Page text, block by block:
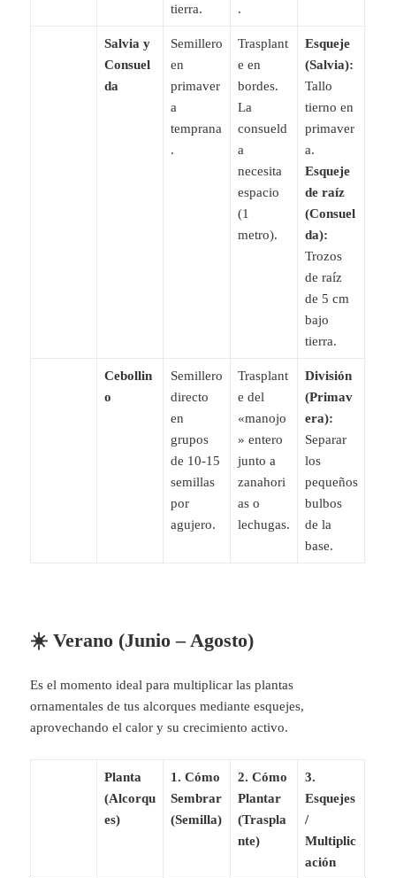
tierra.
.
Salvia y
Consuel
da
Semillero
en
primaver
a
temprana
.
Trasplant
e en
bordes.
La
consueld
a
necesita
espacio
(1
metro).
Esqueje
(Salvia):
Tallo
tierno en
primaver
a.
Esqueje
de raíz
(Consuel
da):
Trozos
de raíz
de 5 cm
bajo
tierra.
Cebollin
o
Semillero
directo
en
grupos
de 10-15
semillas
por
agujero.
Trasplant
e del
«manojo
» entero
junto a
zanahori
as o
lechugas.
División
(Primav
era):
Separar
los
pequeños
bulbos
de la
base.
☀️ Verano (Junio – Agosto)
Es el momento ideal para multiplicar las plantas
ornamentales de tus alcorques mediante esquejes,
aprovechando el calor y su crecimiento activo.
Planta
(Alcorqu
es)
1. Cómo
Sembrar
(Semilla)
2. Cómo
Plantar
(Traspla
nte)
3.
Esquejes
/
Multiplic
ación